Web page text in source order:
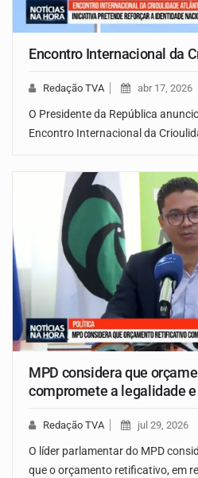
Encontro Internacional da
Redação TVA abr 17, 2026
O Presidente da República
Encontro Internacional da
MPD considera que
compromete a legalidade
Redação TVA jul 29, 2026
O líder parlamentar do MPD
que o orçamento retificativo, em